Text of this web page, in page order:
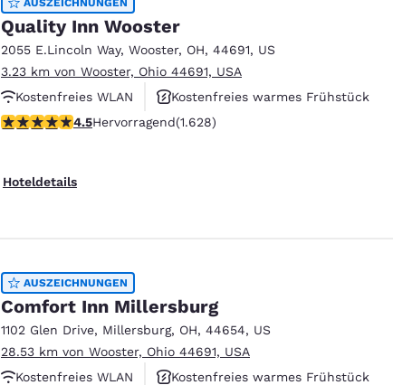
Quality Inn Wooster
2055 E.Lincoln Way, Wooster, OH, 44691, US
3.23 km von Wooster, Ohio 44691, USA
Kostenfreies WLAN
Kostenfreies warmes Frühstück
Fitnesscenter
4.5-Sterne-Bewertung. Hervorragend. 1628 Bewertungen
4.5Hervorragend(1.628)
Hoteldetails
AUSZEICHNUNGEN
Comfort Inn Millersburg
1102 Glen Drive, Millersburg, OH, 44654, US
28.53 km von Wooster, Ohio 44691, USA
Kostenfreies WLAN
Kostenfreies warmes Frühstück